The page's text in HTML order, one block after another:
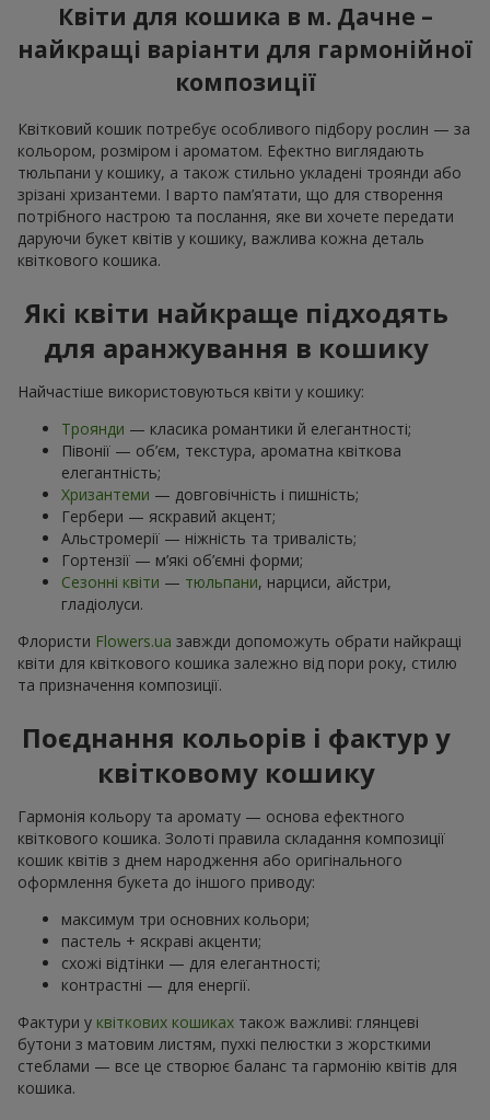
Квіти для кошика в м. Дачне –
найкращі варіанти для гармонійної
композиції
Квітковий кошик потребує особливого підбору рослин — за
кольором, розміром і ароматом. Ефектно виглядають
тюльпани у кошику, а також стильно укладені троянди або
зрізані хризантеми. І варто пам’ятати, що для створення
потрібного настрою та послання, яке ви хочете передати
даруючи букет квітів у кошику, важлива кожна деталь
квіткового кошика.
Які квіти найкраще підходять
для аранжування в кошику
Найчастіше використовуються квіти у кошику:
Троянди — класика романтики й елегантності;
Півонії — об’єм, текстура, ароматна квіткова
елегантність;
Хризантеми — довговічність і пишність;
Гербери — яскравий акцент;
Альстромерії — ніжність та тривалість;
Гортензії — м’які об’ємні форми;
Сезонні квіти — тюльпани, нарциси, айстри,
гладіолуси.
Флористи Flowers.ua завжди допоможуть обрати найкращі
квіти для квіткового кошика залежно від пори року, стилю
та призначення композиції.
Поєднання кольорів і фактур у
квітковому кошику
Гармонія кольору та аромату — основа ефектного
квіткового кошика. Золоті правила складання композиції
кошик квітів з днем ​​народження або оригінального
оформлення букета до іншого приводу:
максимум три основних кольори;
пастель + яскраві акценти;
схожі відтінки — для елегантності;
контрастні — для енергії.
Фактури у квіткових кошиках також важливі: глянцеві
бутони з матовим листям, пухкі пелюстки з жорсткими
стеблами — все це створює баланс та гармонію квітів для
кошика.